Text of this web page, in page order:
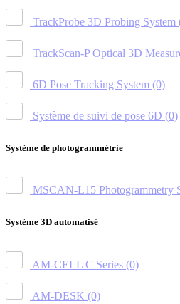
TrackProbe 3D Probing System
TrackScan-P Optical 3D
6D Pose Tracking System (0)
Système de suivi de pose 6D (0)
Système de photogrammétrie
MSCAN-L15 Photogrammetry
Système 3D automatisé
AM-CELL C Series (0)
AM-DESK (0)